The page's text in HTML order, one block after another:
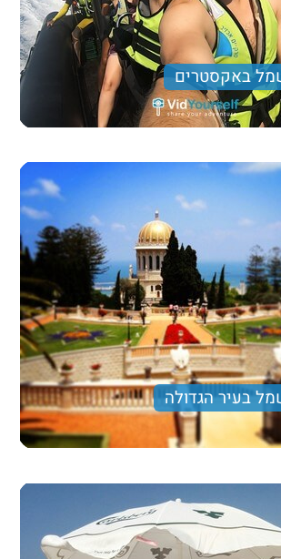
באקסטרים
הכוללים מבחר פעילויות אתגריות מלאות
ריגוש ואדרנלין. נסיעה על רכבי 4X4, שייט טורנדו, משחקי
בעיר הגדולה